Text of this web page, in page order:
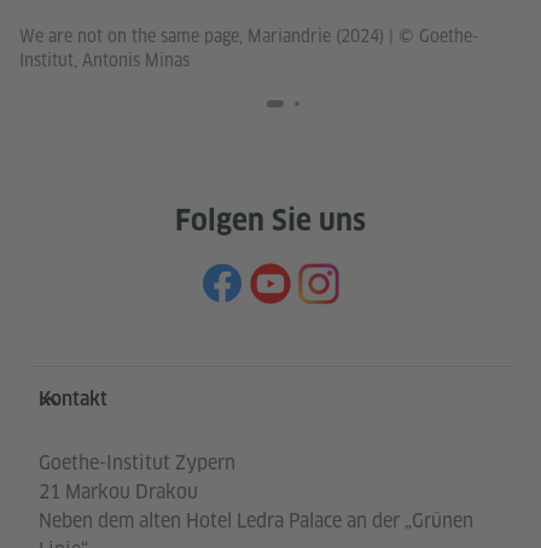
We are not on the same page, Mariandrie (2024) | © Goethe-
Institut, Antonis Minas
Folgen Sie uns
Service- und Informationsbereich
Kontakt
Goethe-Institut Zypern
21 Markou Drakou
Neben dem alten Hotel Ledra Palace an der „Grünen